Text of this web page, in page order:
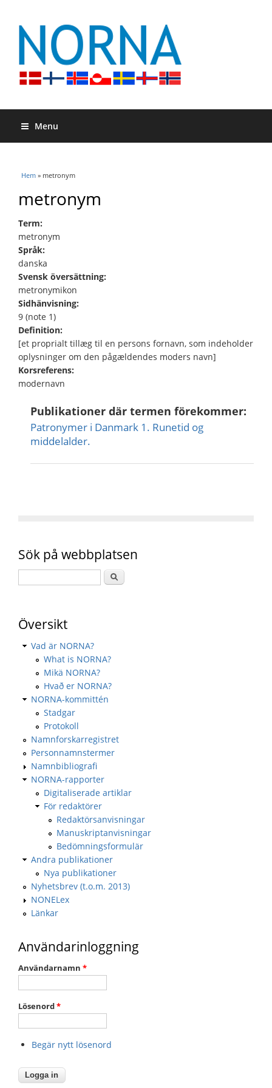
Menu
Du är här
Hem » metronym
metronym
Term:
metronym
Språk:
danska
Svensk översättning:
metronymikon
Sidhänvisning:
9 (note 1)
Definition:
[et proprialt tillæg til en persons fornavn, som indeholder
oplysninger om den pågældendes moders navn]
Korsreferens:
modernavn
Publikationer där termen förekommer:
Patronymer i Danmark 1. Runetid og
middelalder.
Sök på webbplatsen
Översikt
Vad är NORNA?
What is NORNA?
Mikä NORNA?
Hvað er NORNA?
NORNA-kommittén
Stadgar
Protokoll
Namnforskarregistret
Personnamnstermer
Namnbibliografi
NORNA-rapporter
Digitaliserade artiklar
För redaktörer
Redaktörsanvisningar
Manuskriptanvisningar
Bedömningsformulär
Andra publikationer
Nya publikationer
Nyhetsbrev (t.o.m. 2013)
NONELex
Länkar
Användarinloggning
Användarnamn *
Lösenord*
Begär nytt lösenord